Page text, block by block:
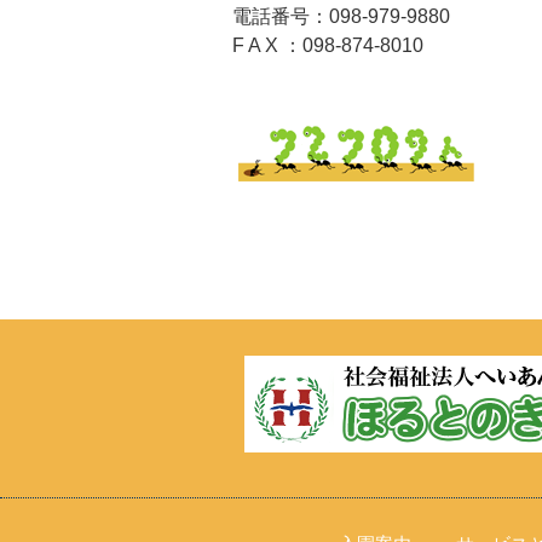
電話番号：098-979-9880
F A X ：098-874-8010